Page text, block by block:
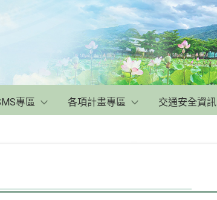
專區 各項計畫專區 交通安全資訊